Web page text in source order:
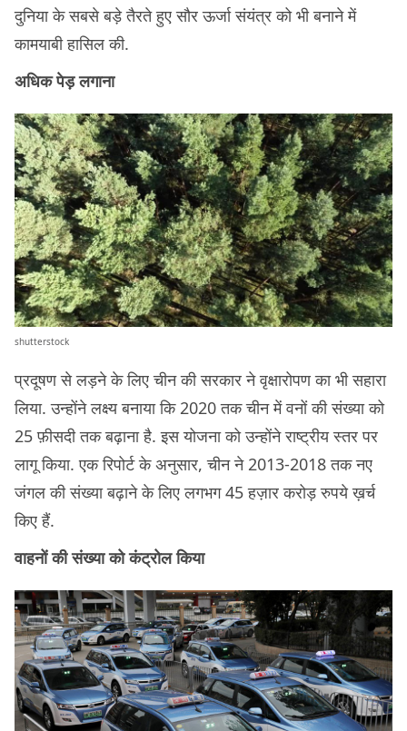
दुनिया के सबसे बड़े तैरते हुए सौर ऊर्जा संयंत्र को भी बनाने में
कामयाबी हासिल की.
अधिक पेड़ लगाना
shutterstock
प्रदूषण से लड़ने के लिए चीन की सरकार ने वृक्षारोपण का भी सहारा
लिया. उन्होंने लक्ष्य बनाया कि 2020 तक चीन में वनों की संख्या को
25 फ़ीसदी तक बढ़ाना है. इस योजना को उन्होंने राष्ट्रीय स्तर पर
लागू किया. एक रिपोर्ट के अनुसार, चीन ने 2013-2018 तक नए
जंगल की संख्या बढ़ाने के लिए लगभग 45 हज़ार करोड़ रुपये ख़र्च
किए हैं.
वाहनों की संख्या को कंट्रोल किया